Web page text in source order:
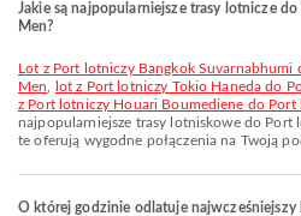
Jakie są najpopularniejsze trasy lotnicze
Men?
lot z Port lotniczy Bangkok Suvarnabhumi do Port lotniczy Frankfurt Ren
Men
lot z Port lotniczy Tokio Haneda do
z Port lotniczy Houari Boumediene do Port
najpopularniejsze trasy lotniskowe do Port
te oferują wygodne połączenia na Twoją
O której godzinie odlatuje